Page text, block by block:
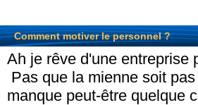
Comment motiver le personnel ?
Ah je rêve d'une entreprise
Pas que la mienne soit
manque peut-être quelque